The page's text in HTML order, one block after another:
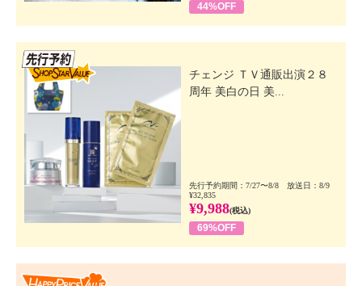
44%OFF
チェンジ ＴＶ通販出演２８
周年 美白の日 美...
先行予約期間：7/27〜8/8 放送日：8/9
¥32,835
¥9,988(税込)
69%OFF